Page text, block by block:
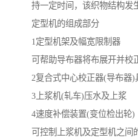
持一定时间，该织物结构发
定型机的组成部分
1定型机架及幅宽限制器
可帮助导布器将布展开并校
2复合式中心校正器(导布器
3上浆机(轧车)压水及上浆
4速度补偿装置(变位检出轮)
可控制上浆机及定型机之间